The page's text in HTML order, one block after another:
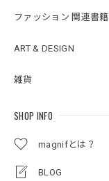
ファッション 関連書籍
ART & DESIGN
雑貨
SHOP INFO
magnifとは？
BLOG